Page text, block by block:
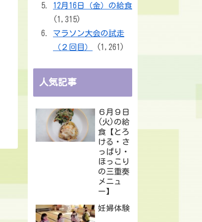
12月16日（金）の給食
(1,315)
マラソン大会の試走
（２回目）
(1,261)
人気記事
６月９日
(火)の給
食【とろ
ける・さ
っぱり・
ほっこり
の三重奏
メニュ
ー】
妊婦体験